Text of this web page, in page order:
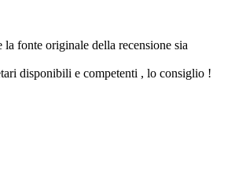
fonte originale della recensione sia
disponibili e competenti , lo consiglio !